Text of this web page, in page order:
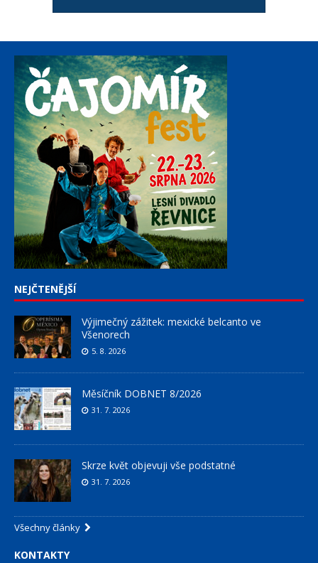
NEJČTENĚJŠÍ
Výjimečný zážitek: mexické belcanto ve
Všenorech
5. 8. 2026
Měsíčník DOBNET 8/2026
31. 7. 2026
Skrze květ objevuji vše podstatné
31. 7. 2026
Všechny články
KONTAKTY